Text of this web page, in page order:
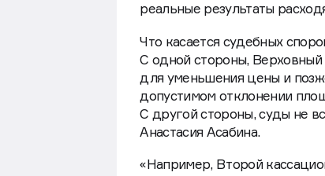
реальные результаты
Что касается судебных
С одной стороны,
для уменьшения цены и
допустимом отклонении
С другой стороны, суды не
Анастасия Асабина.
«Например, Второй